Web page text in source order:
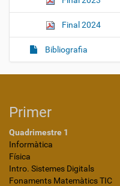
Final 2024
Bibliografia
Primer
Quadrimestre 1
Informàtica
Física
Intro. Sistemes Digitals
Fonaments Matemàtics TIC